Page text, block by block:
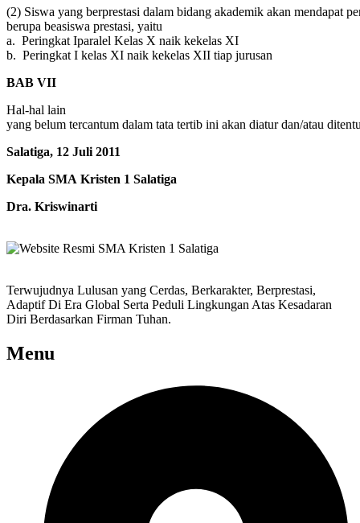
(2) Siswa yang berprestasi dalam bidang akademik akan mendapat
berupa beasiswa prestasi, yaitu
a. Peringkat Iparalel Kelas X naik kekelas XI
b. Peringkat I kelas XI naik kekelas XII tiap jurusan
BAB VII
Hal-hal lain
yang belum tercantum dalam tata tertib ini akan diatur dan/atau
Salatiga, 12 Juli 2011
Kepala SMA Kristen 1 Salatiga
Dra. Kriswinarti
Terwujudnya Lulusan yang Cerdas, Berkarakter, Berprestasi,
Adaptif Di Era Global Serta Peduli Lingkungan Atas Kesadaran
Diri Berdasarkan Firman Tuhan.
Menu